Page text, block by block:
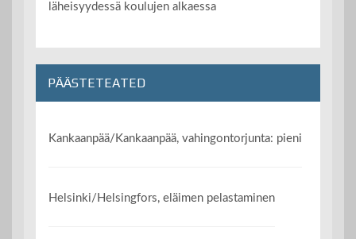
läheisyydessä koulujen alkaessa
PÄÄSTETEATED
Kankaanpää/Kankaanpää, vahingontorjunta: pieni
Helsinki/Helsingfors, eläimen pelastaminen